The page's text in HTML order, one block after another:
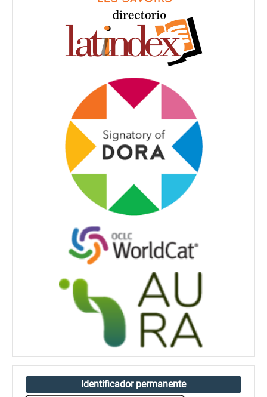
Identificador permanente